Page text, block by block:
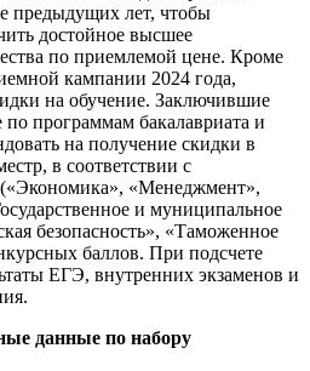
предыдущих лет, чтобы
достойное высшее
по приемлемой цене. Кроме
кампании 2024 года,
на обучение. Заключившие
по программам бакалавриата и
на получение скидки в
в соответствии с
«Менеджмент»,
и муниципальное
безопасность», «Таможенное
баллов. При подсчете
ЕГЭ, внутренних экзаменов и
данные по набору